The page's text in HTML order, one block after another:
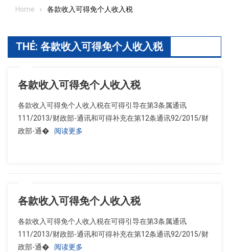
Home 各款收入可得免个人收入税
THẺ: 各款收入可得免个人收入税
各款收入可得免个人收入税
各款收入可得免个人收入税在可得引导在第3条属通讯
111/2013/财政部-通讯和可得补充在第12条通讯92/2015/财
政部-通�
阅读更多
各款收入可得免个人收入税
各款收入可得免个人收入税在可得引导在第3条属通讯
111/2013/财政部-通讯和可得补充在第12条通讯92/2015/财
政部-通�
阅读更多